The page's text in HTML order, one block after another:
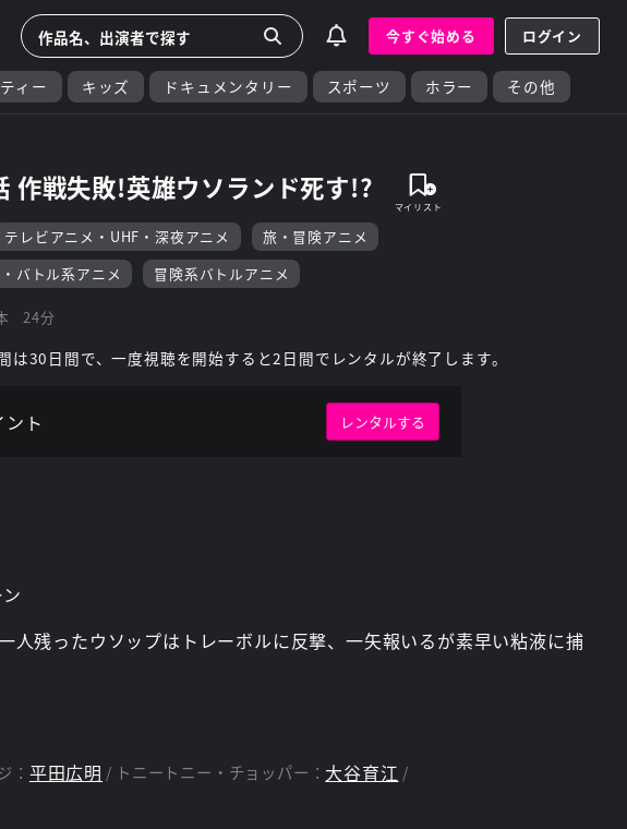
今すぐ始める ログイン
ィー キッズ ドキュメンタリー スポーツ ホラー その他
作戦失敗!英雄ウソランド死す!?
テレビアニメ・UHF・深夜アニメ
旅・冒険アニメ
バトル系アニメ
冒険系バトルアニメ
24分
は30日間で、一度視聴を開始すると2日間でレンタルが終了します。
ト レンタルする
残ったウソップはトレーボルに反撃、一矢報いるが素早い粘液に捕
： 平田広明 トニートニー・チョッパー： 大谷育江